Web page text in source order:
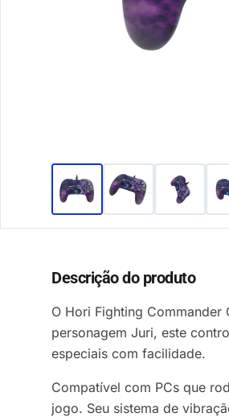
Descrição do produto
O Hori Fighting
personagem Juri, este
especiais com facilidade.
Compatível com PCs que
jogo. Seu sistema de